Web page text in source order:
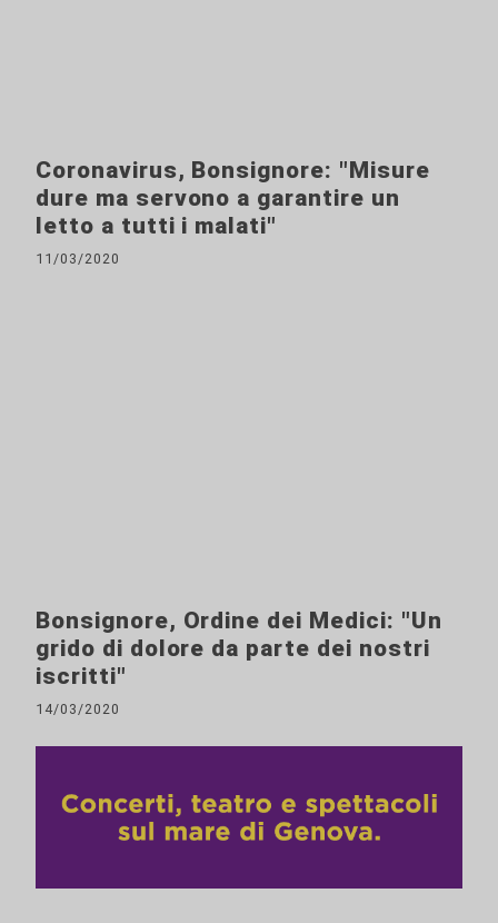
Coronavirus, Bonsignore: "Misure
dure ma servono a garantire un
letto a tutti i malati"
11/03/2020
Bonsignore, Ordine dei Medici: "Un
grido di dolore da parte dei nostri
iscritti"
14/03/2020